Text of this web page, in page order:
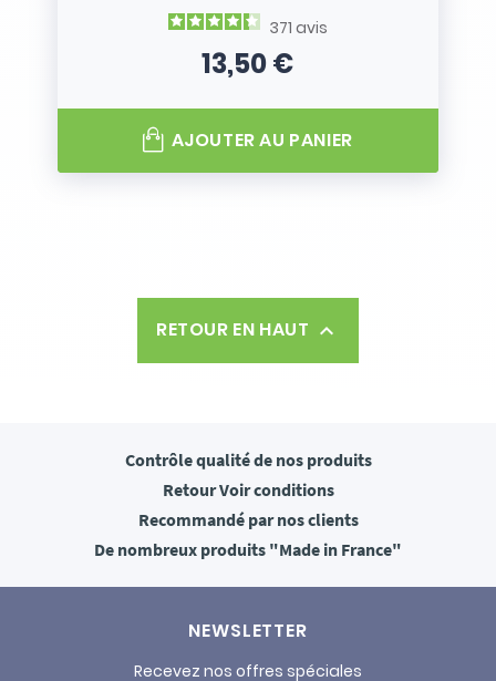
371 avis
Prix
13,50 €
AJOUTER AU PANIER
RETOUR EN HAUT 
Contrôle qualitéde nos produits
RetourVoir conditions
Recommandépar nos clients
De nombreux produits "Made in France"
NEWSLETTER
Recevez nos offres spéciales